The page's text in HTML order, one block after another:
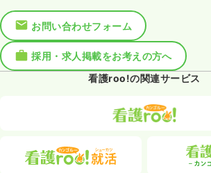
お問い合わせフォーム
採用・求人掲載をお考えの方へ
看護roo!の関連サービス